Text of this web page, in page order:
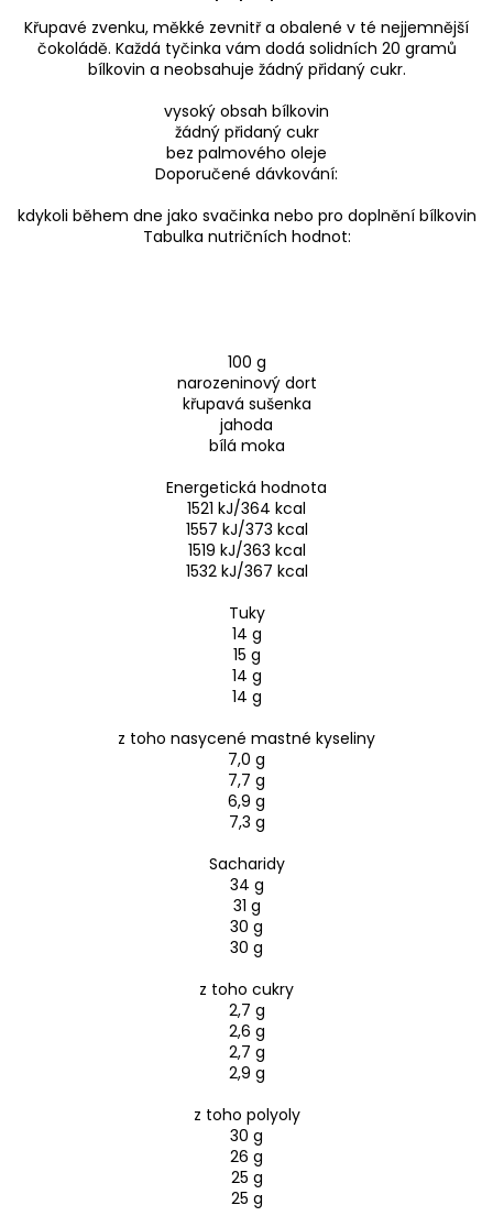
Křupavé zvenku, měkké zevnitř a obalené v té nejjemnější
čokoládě. Každá tyčinka vám dodá solidních 20 gramů
bílkovin a neobsahuje žádný přidaný cukr.
vysoký obsah bílkovin
žádný přidaný cukr
bez palmového oleje
Doporučené dávkování:
kdykoli během dne jako svačinka nebo pro doplnění bílkovin
Tabulka nutričních hodnot:
100 g
narozeninový dort
křupavá sušenka
jahoda
bílá moka
Energetická hodnota
1521 kJ/364 kcal
1557 kJ/373 kcal
1519 kJ/363 kcal
1532 kJ/367 kcal
Tuky
14 g
15 g
14 g
14 g
z toho nasycené mastné kyseliny
7,0 g
7,7 g
6,9 g
7,3 g
Sacharidy
34 g
31 g
30 g
30 g
z toho cukry
2,7 g
2,6 g
2,7 g
2,9 g
z toho polyoly
30 g
26 g
25 g
25 g